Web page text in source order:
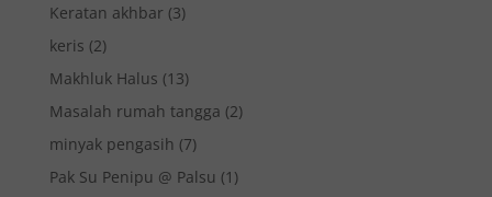
Keratan akhbar (3)
keris (2)
Makhluk Halus (13)
Masalah rumah tangga (2)
minyak pengasih (7)
Pak Su Penipu @ Palsu (1)